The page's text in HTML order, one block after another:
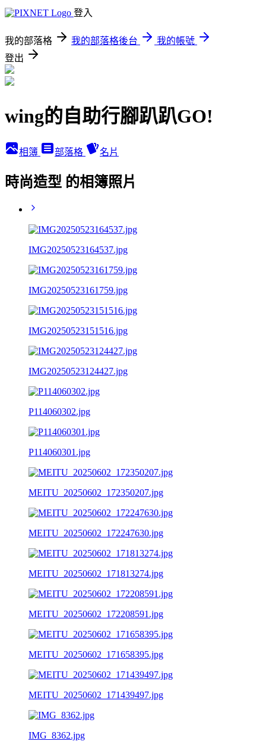
登入
我的部落格 我的部落格後台
我的帳號
登出
wing的自助行腳趴趴GO!
相簿 部落格 名片
時尚造型 的相簿照片
IMG20250523164537.jpg
IMG20250523161759.jpg
IMG20250523151516.jpg
IMG20250523124427.jpg
P114060302.jpg
P114060301.jpg
MEITU_20250602_172350207.jpg
MEITU_20250602_172247630.jpg
MEITU_20250602_171813274.jpg
MEITU_20250602_172208591.jpg
MEITU_20250602_171658395.jpg
MEITU_20250602_171439497.jpg
IMG_8362.jpg